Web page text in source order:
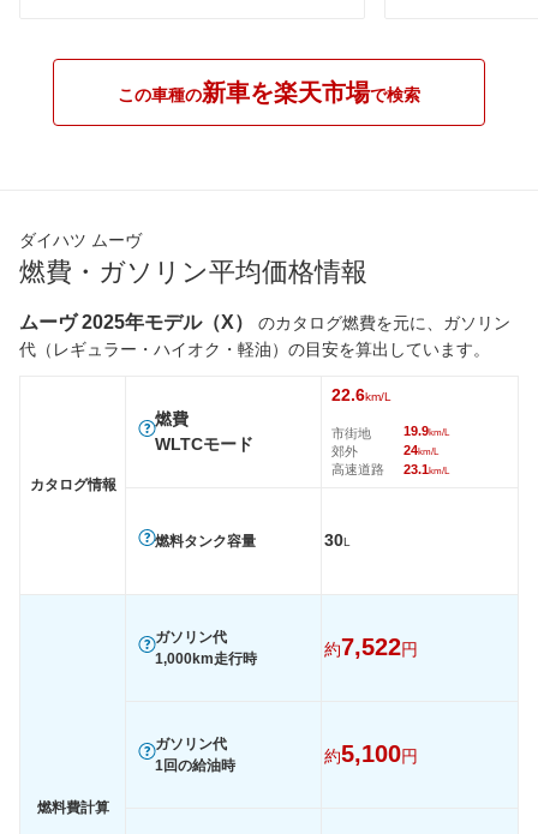
この車種の新車を楽天市場で検索
ダイハツ ムーヴ
燃費・ガソリン平均価格情報
ムーヴ 2025年モデル（X）
のカタログ燃費を元に、ガソリン
代（レギュラー・ハイオク・軽油）の目安を算出しています。
カタログ情報
燃費
WLTCモード
22.6km/L
市街地
郊外
高速道路
19.9km/L
24km/L
23.1km/L
燃料タンク容量 30L
燃料費計算
ガソリン代
1,000km走行時
約7,522円
ガソリン代
1回の給油時
約5,100円